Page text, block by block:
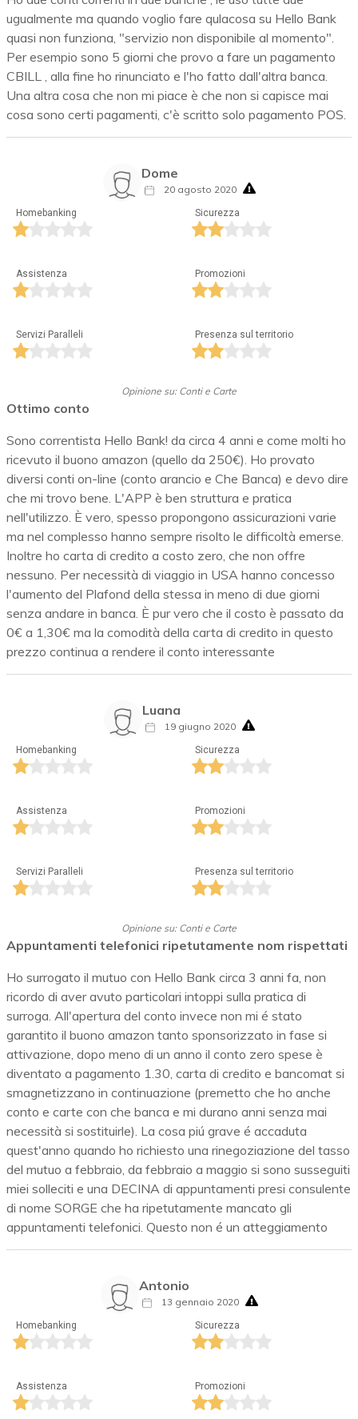
ugualmente ma quando voglio fare qulacosa su Hello Bank
quasi non funziona, "servizio non disponibile al momento".
Per esempio sono 5 giorni che provo a fare un pagamento
CBILL , alla fine ho rinunciato e l'ho fatto dall'altra banca.
Una altra cosa che non mi piace è che non si capisce mai
cosa sono certi pagamenti, c'è scritto solo pagamento POS.
Dome
20 agosto 2020
Homebanking Sicurezza
Assistenza Promozioni
Servizi Paralleli Presenza sul territorio
Opinione su: Conti e Carte
Ottimo conto
Sono correntista Hello Bank! da circa 4 anni e come molti ho
ricevuto il buono amazon (quello da 250€). Ho provato
diversi conti on-line (conto arancio e Che Banca) e devo dire
che mi trovo bene. L'APP è ben struttura e pratica
nell'utilizzo. È vero, spesso propongono assicurazioni varie
ma nel complesso hanno sempre risolto le difficoltà emerse.
Inoltre ho carta di credito a costo zero, che non offre
nessuno. Per necessità di viaggio in USA hanno concesso
l'aumento del Plafond della stessa in meno di due giorni
senza andare in banca. È pur vero che il costo è passato da
0€ a 1,30€ ma la comodità della carta di credito in questo
prezzo continua a rendere il conto interessante
Luana
19 giugno 2020
Homebanking Sicurezza
Assistenza Promozioni
Servizi Paralleli Presenza sul territorio
Opinione su: Conti e Carte
Appuntamenti telefonici ripetutamente nom rispettati
Ho surrogato il mutuo con Hello Bank circa 3 anni fa, non
ricordo di aver avuto particolari intoppi sulla pratica di
surroga. All'apertura del conto invece non mi é stato
garantito il buono amazon tanto sponsorizzato in fase si
attivazione, dopo meno di un anno il conto zero spese è
diventato a pagamento 1.30, carta di credito e bancomat si
smagnetizzano in continuazione (premetto che ho anche
conto e carte con che banca e mi durano anni senza mai
necessità si sostituirle). La cosa piú grave é accaduta
quest'anno quando ho richiesto una rinegoziazione del tasso
del mutuo a febbraio, da febbraio a maggio si sono susseguiti
miei solleciti e una DECINA di appuntamenti presi consulente
di nome SORGE che ha ripetutamente mancato gli
appuntamenti telefonici. Questo non é un atteggiamento
Antonio
13 gennaio 2020
Homebanking Sicurezza
Assistenza Promozioni